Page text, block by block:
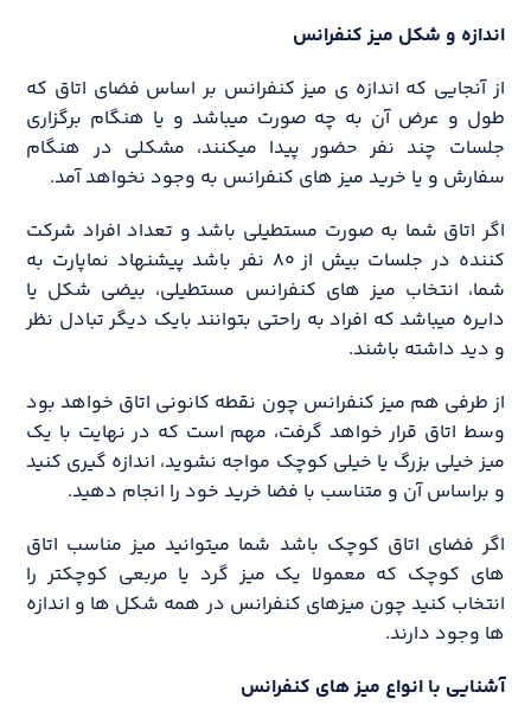
اندازه و شکل میز کنفرانس
از آنجایی که اندازه ی میز کنفرانس بر اساس فضای اتاق که
طول و عرض آن به چه صورت میباشد و یا هنگام برگزاری
جلسات چند نفر حضور پیدا میکنند، مشکلی در هنگام
سفارش و یا خرید میز های کنفرانس به وجود نخواهد آمد.
اگر اتاق شما به صورت مستطیلی باشد و تعداد افراد شرکت
کننده در جلسات بیش از ۸۰ نفر باشد پیشنهاد نماپارت به
شما، انتخاب میز های کنفرانس مستطیلی، بیضی شکل یا
دایره میباشد که افراد به راحتی بتوانند بایک دیگر تبادل نظر
و دید داشته باشند.
از طرفی هم میز کنفرانس چون نقطه کانونی اتاق خواهد بود
وسط اتاق قرار خواهد گرفت، مهم است که در نهایت با یک
میز خیلی بزرگ یا خیلی کوچک مواجه نشوید، اندازه گیری کنید
و براساس آن و متناسب با فضا خرید خود را انجام دهید.
اگر فضای اتاق کوچک باشد شما میتوانید میز مناسب اتاق
های کوچک که معمولا یک میز گرد یا مربعی کوچکتر را
انتخاب کنید چون میزهای کنفرانس در همه شکل ها و اندازه
ها وجود دارند.
آشنایی با انواع میز های کنفرانس